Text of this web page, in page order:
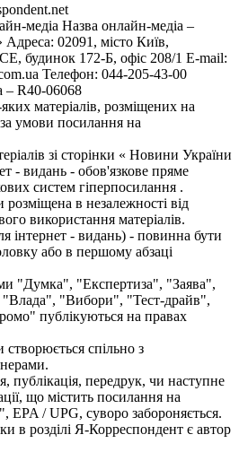
медіа Назва онлайн-медіа –
02091, місто Київ,
172-Б, офіс 208/1 E-mail:
Телефон: 044-205-43-00
– R40-06068
матеріалів, розміщених на
за умови посилання на
зі сторінки « Новини України
- видань - обов'язкове пряме
систем гіперпосилання .
в незалежності від
використання матеріалів.
інтернет - видань) - повинна бути
або в першому абзаці
"Думка", "Експертиза", "Заява",
"Влада", "Вибори", "Тест-драйв",
публікуються на правах
спільно з
публікація, передрук, чи наступне
що містить посилання на
EPA / UPG, суворо забороняється.
в розділі Я-Корреспондент є автор